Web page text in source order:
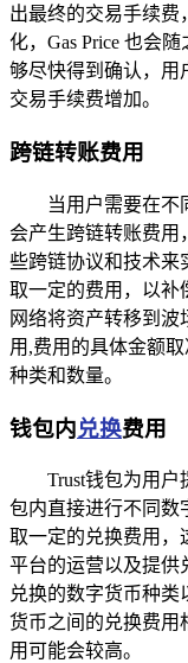
出最终的交易手续费
化，Gas Price 也会
够尽快得到确认，用
交易手续费增加。
跨链转账费用
当用户需要在不
会产生跨链转账费用
些跨链协议和技术来
取一定的费用，以补
网络将资产转移到
用,费用的具体金额
种类和数量。
钱包内兑换费用
Trust钱包为用
包内直接进行不同数
取一定的兑换费用，
平台的运营以及提供
兑换的数字货币种类
货币之间的兑换费用
用可能会较高。